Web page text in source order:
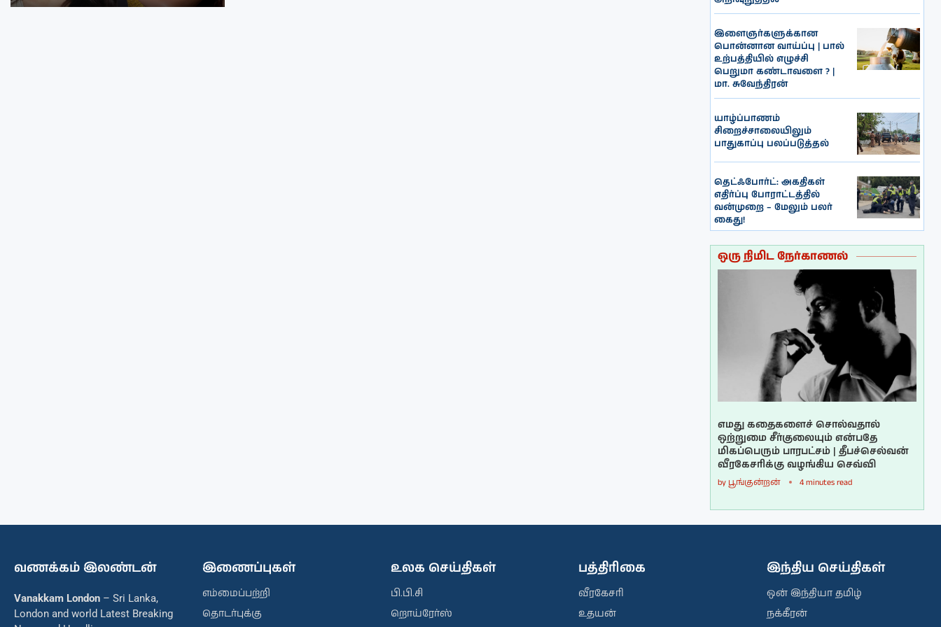
இளைஞர்களுக்கான
பொன்னான வாய்ப்பு | பால்
உற்பத்தியில் எழுச்சி
பெறுமா கண்டாவளை ? |
மா. சுவேந்திரன்
யாழ்ப்பாணம்
சிறைச்சாலையிலும்
பாதுகாப்பு பலப்படுத்தல்
தெட்ஃபோர்ட்: அகதிகள்
எதிர்ப்பு போராட்டத்தில்
வன்முறை – மேலும் பலர்
கைது!
ஒரு நிமிட நேர்காணல்
எமது கதைகளைச் சொல்வதால்
ஒற்றுமை சீர்குலையும் என்பதே
மிகப்பெரும் பாரபட்சம் | தீபச்செல்வன்
வீரகேசரிக்கு வழங்கிய செவ்வி
by பூங்குன்றன் 4 minutes read
வணக்கம் இலண்டன்
Vanakkam London – Sri Lanka,
London and world Latest Breaking
இணைப்புகள்
எம்மைப்பற்றி
தொடர்புக்கு
உலக செய்திகள்
பி.பி.சி
றொய்ரேர்ஸ்
பத்திரிகை
வீரகேசரி
உதயன்
இந்திய செய்திகள்
ஒன் இந்தியா தமிழ்
நக்கீரன்